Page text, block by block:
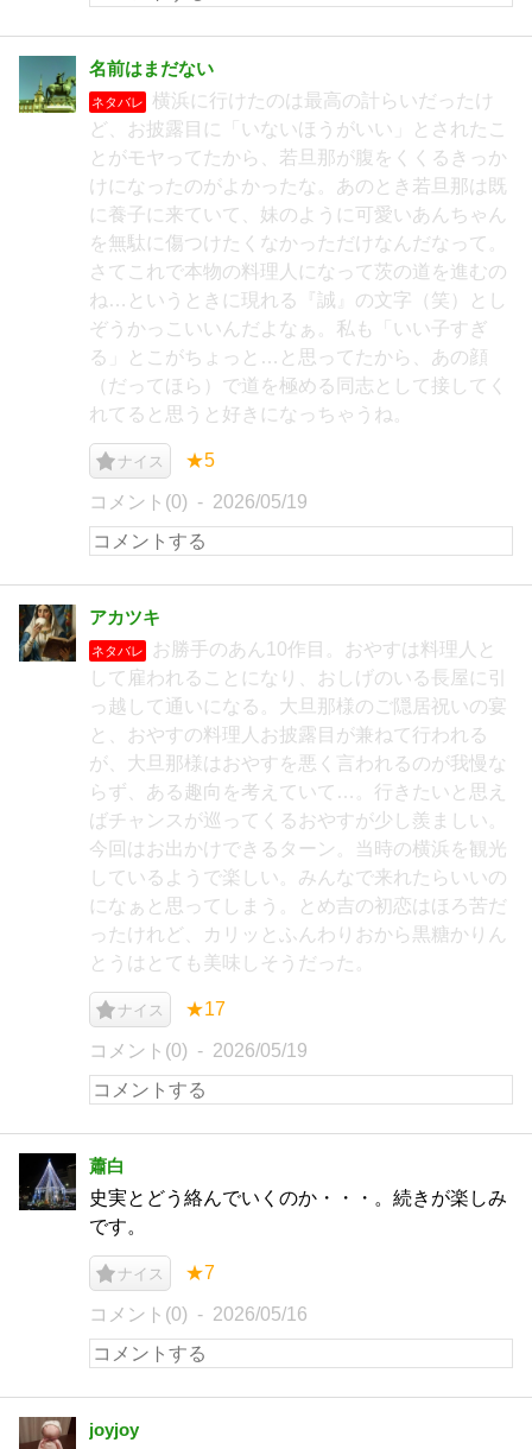
名前はまだない
ネタバレ
横浜に行けたのは最高の計らいだったけ
ど、お披露目に「いないほうがいい」とされたこ
とがモヤってたから、若旦那が腹をくくるきっか
けになったのがよかったな。あのとき若旦那は既
に養子に来ていて、妹のように可愛いあんちゃん
を無駄に傷つけたくなかっただけなんだなって。
さてこれで本物の料理人になって茨の道を進むの
ね…というときに現れる『誠』の文字（笑）とし
ぞうかっこいいんだよなぁ。私も「いい子すぎ
る」とこがちょっと…と思ってたから、あの顔
（だってほら）で道を極める同志として接してく
れてると思うと好きになっちゃうね。
ナイス ★5
コメント(0) 2026/05/19
アカツキ
ネタバレ
お勝手のあん10作目。おやすは料理人と
して雇われることになり、おしげのいる長屋に引
っ越して通いになる。大旦那様のご隠居祝いの宴
と、おやすの料理人お披露目が兼ねて行われる
が、大旦那様はおやすを悪く言われるのが我慢な
らず、ある趣向を考えていて…。行きたいと思え
ばチャンスが巡ってくるおやすが少し羨ましい。
今回はお出かけできるターン。当時の横浜を観光
しているようで楽しい。みんなで来れたらいいの
になぁと思ってしまう。とめ吉の初恋はほろ苦だ
ったけれど、カリッとふんわりおから黒糖かりん
とうはとても美味しそうだった。
ナイス ★17
コメント(0) 2026/05/19
蕭白
史実とどう絡んでいくのか・・・。続きが楽しみ
です。
ナイス ★7
コメント(0) 2026/05/16
joyjoy